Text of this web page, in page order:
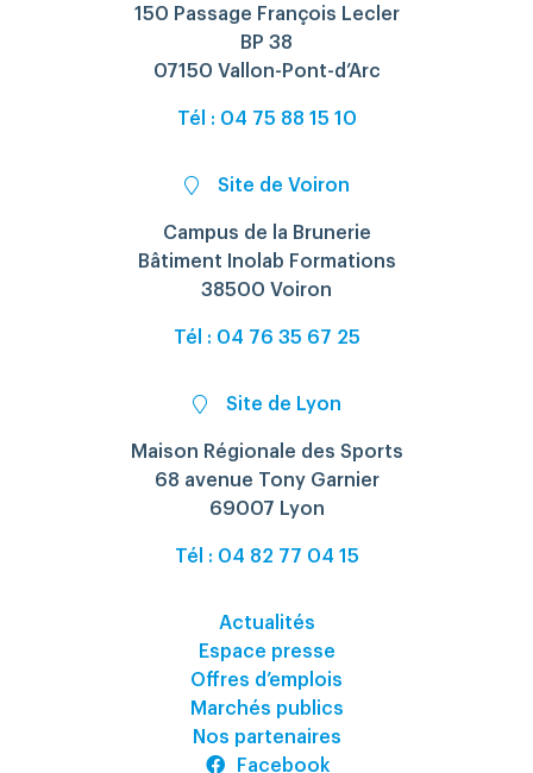
150 Passage François Lecler
BP 38
07150 Vallon-Pont-d’Arc
Tél : 04 75 88 15 10
Site de Voiron
Campus de la Brunerie
Bâtiment Inolab Formations
38500 Voiron
Tél : 04 76 35 67 25
Site de Lyon
Maison Régionale des Sports
68 avenue Tony Garnier
69007 Lyon
Tél : 04 82 77 04 15
Actualités
Espace presse
Offres d’emplois
Marchés publics
Nos partenaires
Facebook